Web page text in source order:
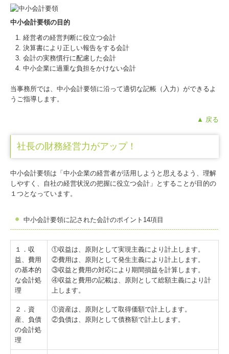
中小会計要領の目的
経営者の経営判断に役立つ会計
決算書により正しい報告をする会計
会計の実務慣行に配慮した会計
中小企業に過重な負担をかけない会計
当事務所では、中小会計要領に沿って適切な記帳（入力）ができるよ
うご指導します。
▲ 戻る
社長の財務経営力がアップ！
中小会計要領は「中小企業の経営者が活用しようと思えるよう、理解
しやすく、自社の経営状況の把握に役立つ会計」とすることが目的の
１つとなっています。
中小会計要領に記された会計のポイント14項目
１．収
益、費用
の基本的
な会計処
理
①収益は、原則として実現主義により計上します。
②費用は、原則として発生主義により計上します。
③収益と費用の対応により期間損益を計算します。
④収益と費用の記載は、原則として総額主義により計
上します。
２．資
産、負債
の会計処
理
①資産は、原則として取得価額で計上します。
②負債は、原則として債務額で計上します。